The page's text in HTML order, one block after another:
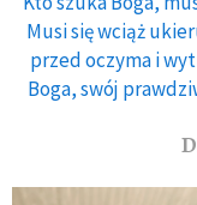
Musi się wciąż
przed oczyma i
Boga, swój